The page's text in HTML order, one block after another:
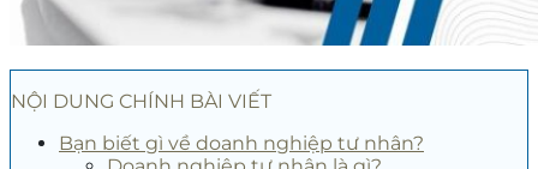
NỘI DUNG CHÍNH BÀI VIẾT
Bạn biết gì về doanh nghiệp tư nhân?